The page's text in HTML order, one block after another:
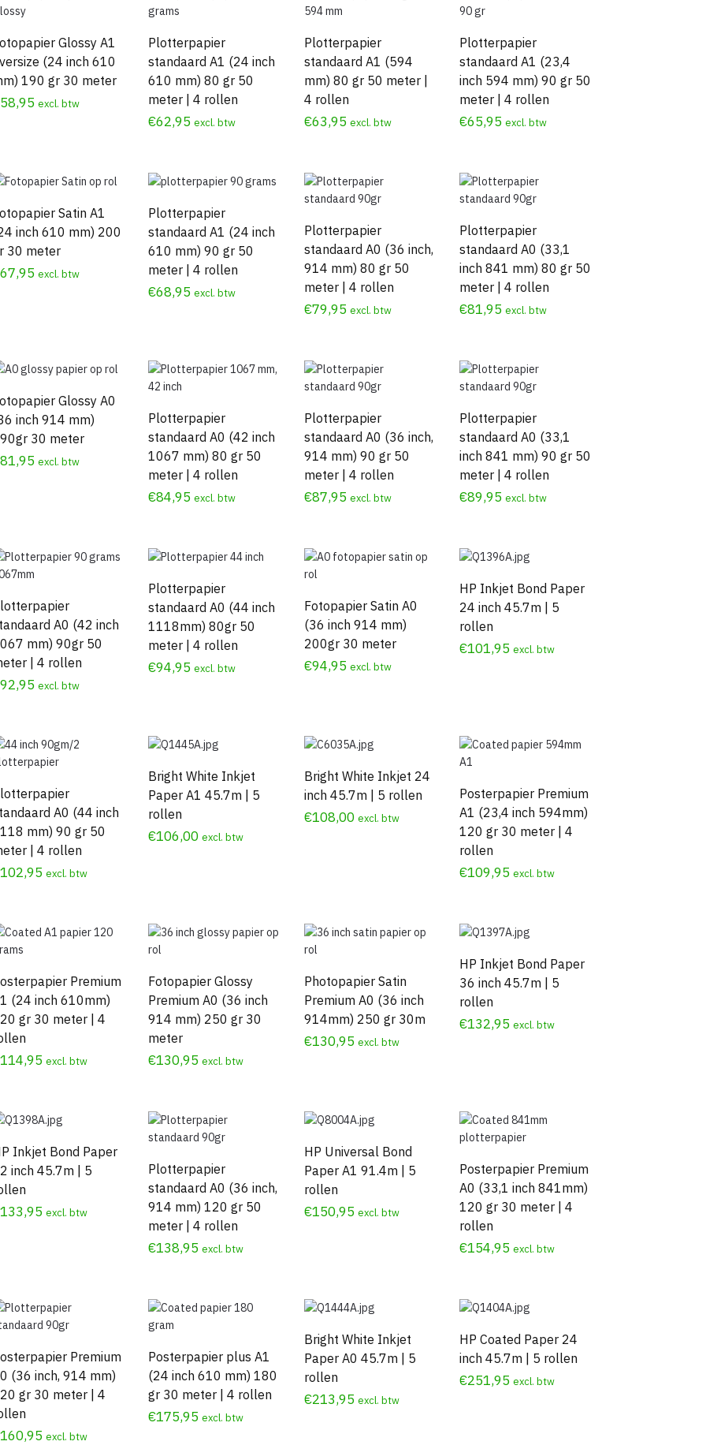
laag
hoog
Glossy A1
(24 inch 610
190 gr 30 meter
58,95 excl. btw
Plotterpapier
standaard A1 (24 inch
610 mm) 80 gr 50
meter | 4 rollen
€62,95 excl. btw
Plotterpapier
standaard A1 (594
mm) 80 gr 50 meter |
4 rollen
€63,95 excl. btw
Plotterpapier
standaard A1 (23,4
inch 594 mm) 90 gr 50
meter | 4 rollen
€65,95 excl. btw
Satin A1
inch 610 mm) 200
30 meter
67,95 excl. btw
Plotterpapier
standaard A1 (24 inch
610 mm) 90 gr 50
meter | 4 rollen
€68,95 excl. btw
Plotterpapier
standaard A0 (36 inch,
914 mm) 80 gr 50
meter | 4 rollen
€79,95 excl. btw
Plotterpapier
standaard A0 (33,1
inch 841 mm) 80 gr 50
meter | 4 rollen
€81,95 excl. btw
Glossy A0
inch 914 mm)
30 meter
81,95 excl. btw
Plotterpapier
standaard A0 (42 inch
1067 mm) 80 gr 50
meter | 4 rollen
€84,95 excl. btw
Plotterpapier
standaard A0 (36 inch,
914 mm) 90 gr 50
meter | 4 rollen
€87,95 excl. btw
Plotterpapier
standaard A0 (33,1
inch 841 mm) 90 gr 50
meter | 4 rollen
€89,95 excl. btw
A0 (42 inch
mm) 90gr 50
| 4 rollen
92,95 excl. btw
Plotterpapier
standaard A0 (44 inch
1118mm) 80gr 50
meter | 4 rollen
€94,95 excl. btw
Fotopapier Satin A0
(36 inch 914 mm)
200gr 30 meter
€94,95 excl. btw
HP Inkjet Bond Paper
24 inch 45.7m | 5
rollen
€101,95 excl. btw
A0 (44 inch
mm) 90 gr 50
| 4 rollen
102,95 excl. btw
Bright White Inkjet
Paper A1 45.7m | 5
rollen
€106,00 excl. btw
Bright White Inkjet 24
inch 45.7m | 5 rollen
€108,00 excl. btw
Posterpapier Premium
A1 (23,4 inch 594mm)
120 gr 30 meter | 4
rollen
€109,95 excl. btw
Premium
(24 inch 610mm)
gr 30 meter | 4
114,95 excl. btw
Fotopapier Glossy
Premium A0 (36 inch
914 mm) 250 gr 30
meter
€130,95 excl. btw
Photopapier Satin
Premium A0 (36 inch
914mm) 250 gr 30m
€130,95 excl. btw
HP Inkjet Bond Paper
36 inch 45.7m | 5
rollen
€132,95 excl. btw
Inkjet Bond Paper
inch 45.7m | 5
133,95 excl. btw
Plotterpapier
standaard A0 (36 inch,
914 mm) 120 gr 50
meter | 4 rollen
€138,95 excl. btw
HP Universal Bond
Paper A1 91.4m | 5
rollen
€150,95 excl. btw
Posterpapier Premium
A0 (33,1 inch 841mm)
120 gr 30 meter | 4
rollen
€154,95 excl. btw
Premium
(36 inch, 914 mm)
gr 30 meter | 4
160,95 excl. btw
Posterpapier plus A1
(24 inch 610 mm) 180
gr 30 meter | 4 rollen
€175,95 excl. btw
Bright White Inkjet
Paper A0 45.7m | 5
rollen
€213,95 excl. btw
HP Coated Paper 24
inch 45.7m | 5 rollen
€251,95 excl. btw